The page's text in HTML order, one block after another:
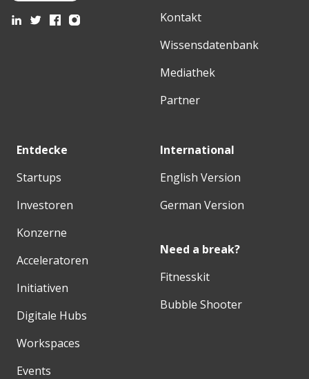
Kontakt
Wissensdatenbank
Mediathek
Partner
Entdecke
Startups
Investoren
Konzerne
Acceleratoren
Initiativen
Digitale Hubs
Workspaces
Events
International
English Version
German Version
Need a break?
Fitnesskit
Bubble Shooter